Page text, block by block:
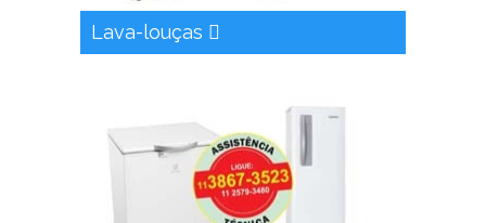
Lava-louças